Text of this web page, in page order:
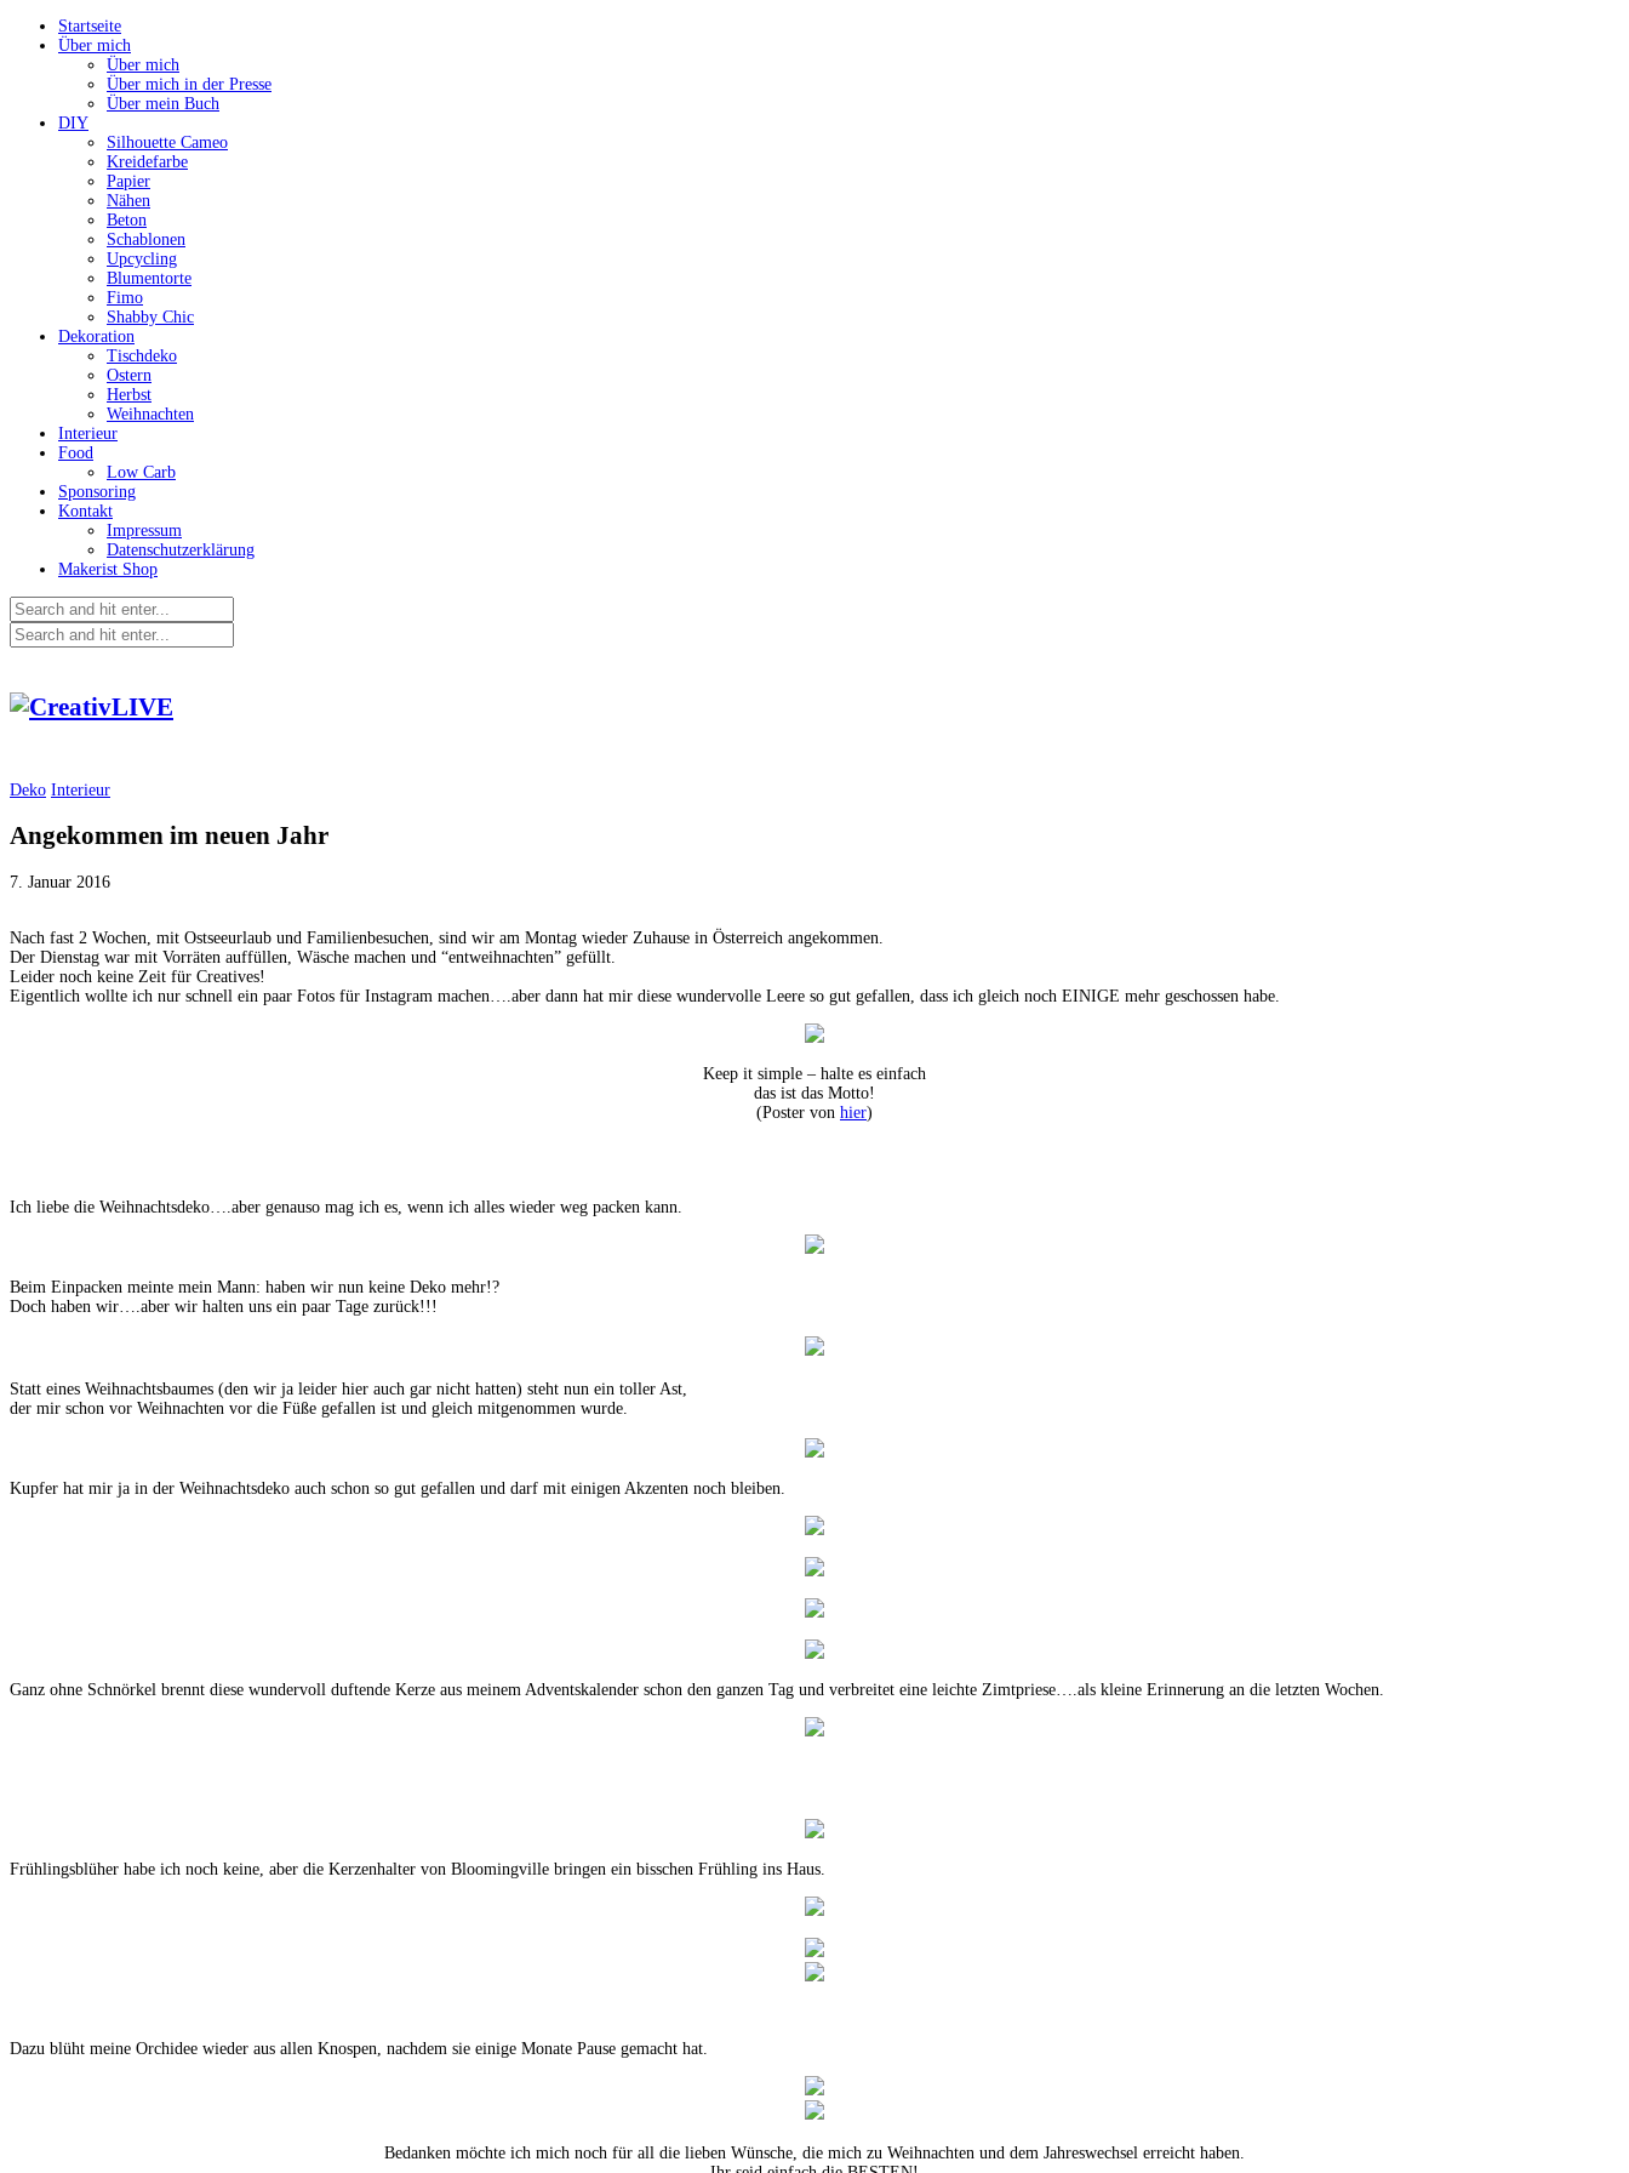
Startseite
Über mich
Über mich
Über mich in der Presse
Über mein Buch
DIY
Silhouette Cameo
Kreidefarbe
Papier
Nähen
Beton
Schablonen
Upcycling
Blumentorte
Fimo
Shabby Chic
Dekoration
Tischdeko
Ostern
Herbst
Weihnachten
Interieur
Food
Low Carb
Sponsoring
Kontakt
Impressum
Datenschutzerklärung
Makerist Shop
Deko Interieur
Angekommen im neuen Jahr
7. Januar 2016
Nach fast 2 Wochen, mit Ostseeurlaub und Familienbesuchen, sind wir am Montag wieder Zuhause in Österreich angekommen.
Der Dienstag war mit Vorräten auffüllen, Wäsche machen und “entweihnachten” gefüllt.
Leider noch keine Zeit für Creatives!
Eigentlich wollte ich nur schnell ein paar Fotos für Instagram machen….aber dann hat mir diese wundervolle Leere so gut gefallen, dass ich gleich noch EINIGE mehr geschossen habe.
Keep it simple – halte es einfach
das ist das Motto!
(Poster von hier)
Ich liebe die Weihnachtsdeko….aber genauso mag ich es, wenn ich alles wieder weg packen kann.
Beim Einpacken meinte mein Mann: haben wir nun keine Deko mehr!?
Doch haben wir….aber wir halten uns ein paar Tage zurück!!!
Statt eines Weihnachtsbaumes (den wir ja leider hier auch gar nicht hatten) steht nun ein toller Ast,
der mir schon vor Weihnachten vor die Füße gefallen ist und gleich mitgenommen wurde.
Kupfer hat mir ja in der Weihnachtsdeko auch schon so gut gefallen und darf mit einigen Akzenten noch bleiben.
Ganz ohne Schnörkel brennt diese wundervoll duftende Kerze aus meinem Adventskalender schon den ganzen Tag und verbreitet eine leichte Zimtpriese….als kleine Erinnerung an die letzten Wochen.
Frühlingsblüher habe ich noch keine, aber die Kerzenhalter von Bloomingville bringen ein bisschen Frühling ins Haus.
Dazu blüht meine Orchidee wieder aus allen Knospen, nachdem sie einige Monate Pause gemacht hat.
Bedanken möchte ich mich noch für all die lieben Wünsche, die mich zu Weihnachten und dem Jahreswechsel erreicht haben.